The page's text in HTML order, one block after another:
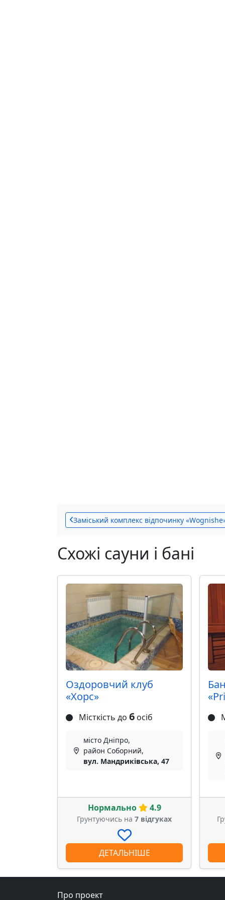
Заміський комплекс відпочинку
Схожі сауни і бані
Оздоровчий клуб
«Хорс»
Місткість до 6 осіб
місто Дніпро,
район Соборний,
вул. Мандриківська, 47
Нормально 4.9
Грунтуючись на 7 відгуках
ДЕТАЛЬНІШЕ
Про проект